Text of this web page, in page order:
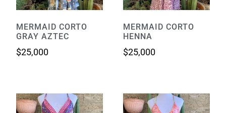
MERMAID CORTO
GRAY AZTEC
$25,000
MERMAID CORTO
HENNA
$25,000